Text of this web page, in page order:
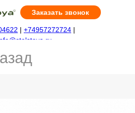
| +74957272724 |
Заказать звонок